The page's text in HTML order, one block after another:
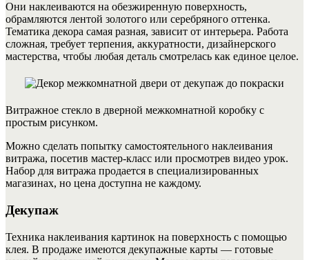
Они наклеиваются на обезжиренную поверхность,
обрамляются лентой золотого или серебряного оттенка.
Тематика декора самая разная, зависит от интерьера. Работа
сложная, требует терпения, аккуратности, дизайнерского
мастерства, чтобы любая деталь смотрелась как единое целое.
Витражное стекло в дверной межкомнатной коробку с
простым рисунком.
Можно сделать попытку самостоятельного наклеивания
витража, посетив мастер-класс или просмотрев видео урок.
Набор для витража продается в специализированных
магазинах, но цена доступна не каждому.
Декупаж
Техника наклеивания картинок на поверхность с помощью
клея. В продаже имеются декупажные карты — готовые